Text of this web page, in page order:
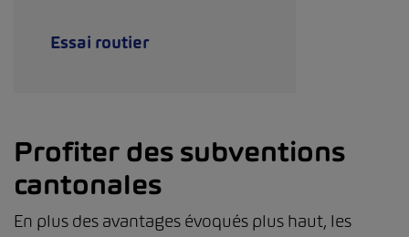
Essai routier
Profiter des subventions
cantonales
En plus des avantages évoqués plus haut, les